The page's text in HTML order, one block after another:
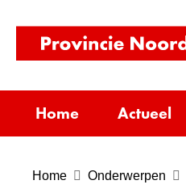
Home Actueel
Home Onderwerpen